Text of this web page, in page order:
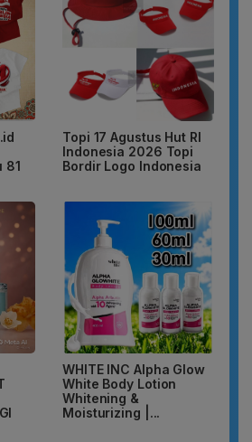
81
Topi 17 Agustus Hut RI
Indonesia 2026 Topi
Bordir Logo Indonesia
WHITE INC Alpha Glow
White Body Lotion
Whitening &
Moisturizing |...